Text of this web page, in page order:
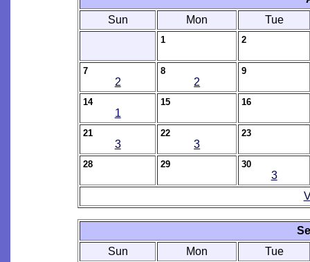
Sun
Mon Tue
1 2
7
2
8
2
9
14
1
15 16
21
3
22
3
23
28 29 30
3
Sun
Mon Tue